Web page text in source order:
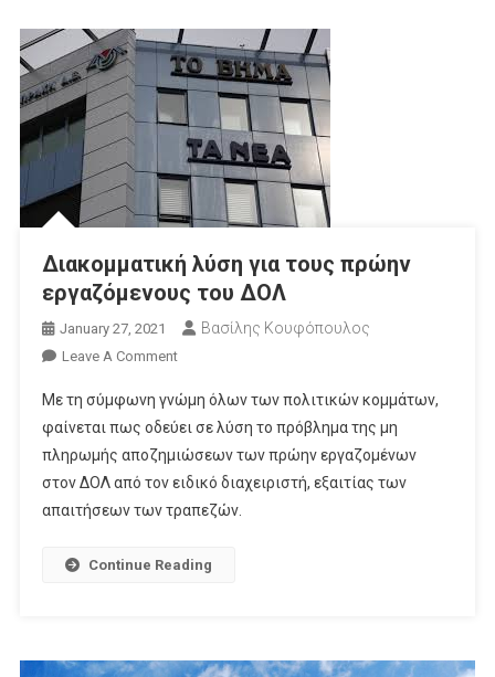
Group
Διακομματική λύση για τους πρώην
εργαζόμενους του ΔΟΛ
January 27, 2021 Βασίλης Κουφόπουλος
Leave A CommentOn
Λύση
Για
Τους
Πρώην
Εργαζόμενους
ΔΟΛ
Με τη σύμφωνη γνώμη όλων των πολιτικών κομμάτων,
φαίνεται πως οδεύει σε λύση το πρόβλημα της μη
πληρωμής αποζημιώσεων των πρώην εργαζομένων
στον ΔΟΛ από τον ειδικό διαχειριστή, εξαιτίας των
απαιτήσεων των τραπεζών.
Continue Reading